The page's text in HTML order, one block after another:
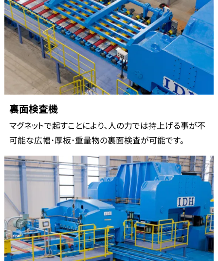
裏面検査機
マグネットで起すことにより､人の力では持上げる事が不
可能な広幅･厚板･重量物の裏面検査が可能です。